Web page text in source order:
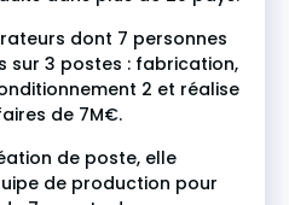
dont 7 personnes
sur 3 postes : fabrication,
2 et réalise
de 7M€.
de poste, elle
de production pour